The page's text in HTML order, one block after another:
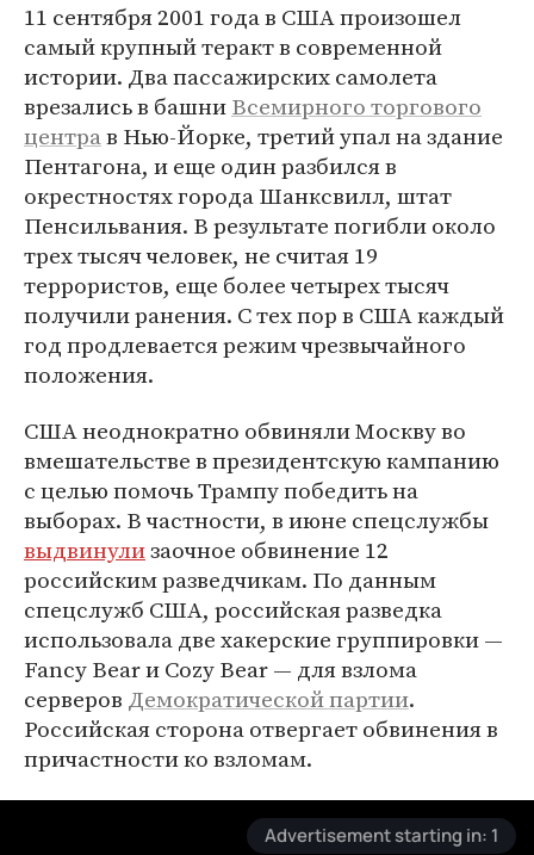
11 сентября 2001 года в США произошел
самый крупный теракт в современной
истории. Два пассажирских самолета
врезались в башниВсемирного торгового
центрав Нью-Йорке, третий упал на здание
Пентагона, и еще один разбился в
окрестностях города Шанксвилл, штат
Пенсильвания. В результате погибли около
трех тысяч человек, не считая 19
террористов, еще более четырех тысяч
получили ранения. С тех пор в США каждый
год продлевается режим чрезвычайного
положения.
США неоднократно обвиняли Москву во
вмешательстве в президентскую кампанию
с целью помочь Трампу победить на
выборах. В частности, в июне спецслужбы
выдвинулизаочное обвинение 12
российским разведчикам. По данным
спецслужб США, российская разведка
использовала две хакерские группировки —
Fancy Bear и Cozy Bear — для взлома
серверов Демократической партии.
Российская сторона отвергает обвинения в
причастности ко взломам.